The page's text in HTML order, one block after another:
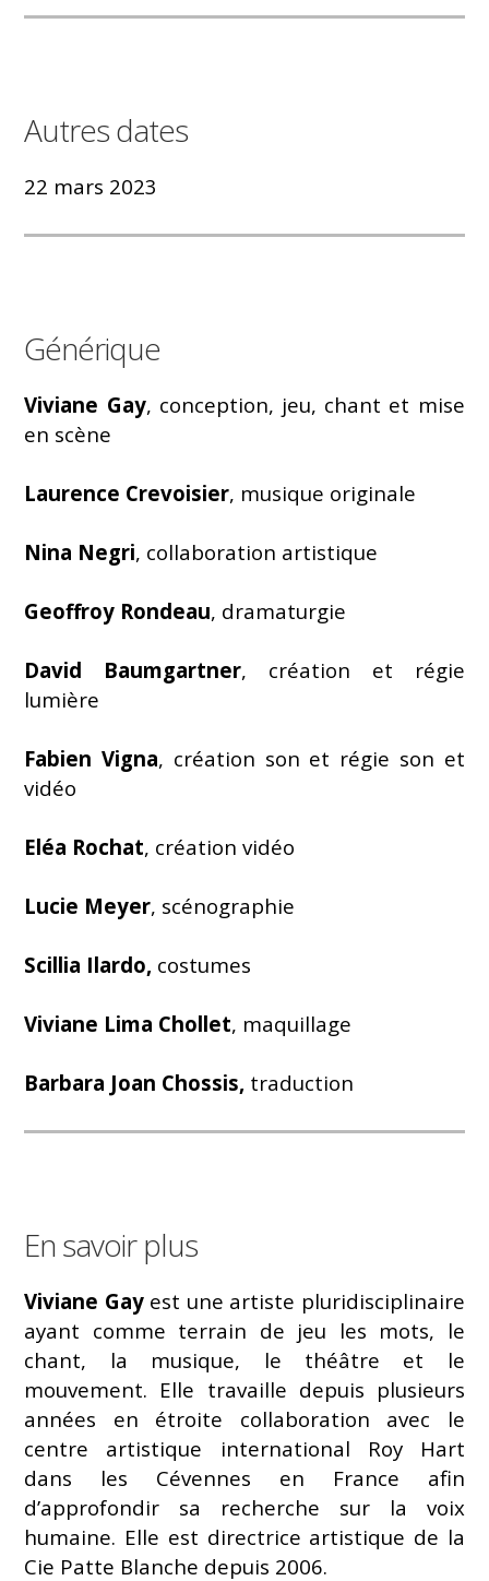
Autres dates
22 mars 2023
Générique
Viviane Gay, conception, jeu, chant et mise
en scène
Laurence Crevoisier, musique originale
Nina Negri, collaboration artistique
Geoffroy Rondeau, dramaturgie
David Baumgartner, création et régie
lumière
Fabien Vigna, création son et régie son et
vidéo
Eléa Rochat, création vidéo
Lucie Meyer, scénographie
Scillia Ilardo, costumes
Viviane Lima Chollet, maquillage
Barbara Joan Chossis, traduction
En savoir plus
Viviane Gayest une artiste pluridisciplinaire
ayant comme terrain de jeu les mots, le
chant, la musique, le théâtre et le
mouvement. Elle travaille depuis plusieurs
années en étroite collaboration avec le
centre artistique international Roy Hart
dans les Cévennes en France afin
d’approfondir sa recherche sur la voix
humaine. Elle est directrice artistique de la
Cie Patte Blanche depuis 2006.